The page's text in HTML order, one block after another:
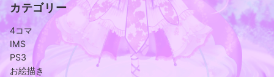
カテゴリー
4コマ
IMS
PS3
お絵描き